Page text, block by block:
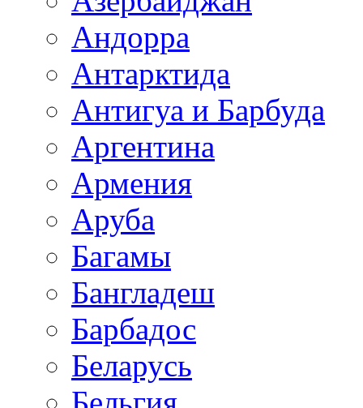
Андорра
Антарктида
Антигуа и Барбуда
Аргентина
Армения
Аруба
Багамы
Бангладеш
Барбадос
Беларусь